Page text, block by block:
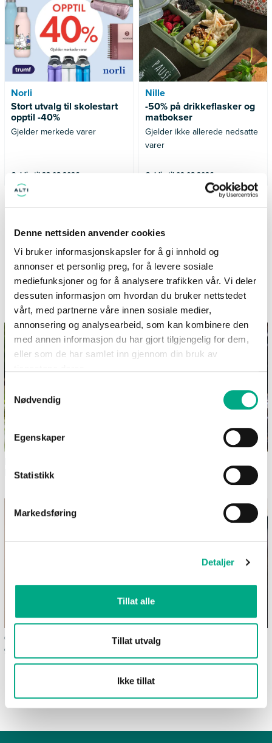
Denne nettsiden anvender cookies
Vi bruker informasjonskapsler for å gi innhold og
annonser et personlig preg, for å levere sosiale
mediefunksjoner og for å analysere trafikken vår. Vi deler
dessuten informasjon om hvordan du bruker nettstedet
vårt, med partnerne våre innen sosiale medier,
annonsering og analysearbeid, som kan kombinere den
med annen informasjon du har gjort tilgjengelig for dem,
eller som de har samlet inn gjennom din bruk av
Samtykkevalg
Nødvendig
Egenskaper
Statistikk
Markedsføring
Detaljer
Tillat alle
Tillat utvalg
Ikke tillat
Norli
Stort utvalg til skolestart
opptil -40%
Gjelder merkede varer
Gyldig til 23.08.2026
Nille
-50% på drikkeflasker og
matbokser
Gjelder ikke allerede nedsatte
varer
Gyldig til 09.08.2026
SE FLERE TILBUD
Informasjon og inspirasjon fra
TillerTorget
hagen morsomme aktiviteter uten
Ofte stilte spørsmål om
gavekortet Altiett
Våre spisesteder
SE FLERE ARTIKLER